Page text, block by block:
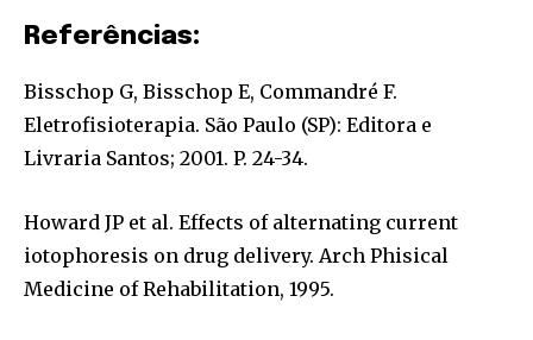
Referências:
Bisschop G, Bisschop E, Commandré F.
Eletrofisioterapia. São Paulo (SP): Editora e
Livraria Santos; 2001. P. 24-34.
Howard JP et al. Effects of alternating current
iotophoresis on drug delivery. Arch Phisical
Medicine of Rehabilitation, 1995.